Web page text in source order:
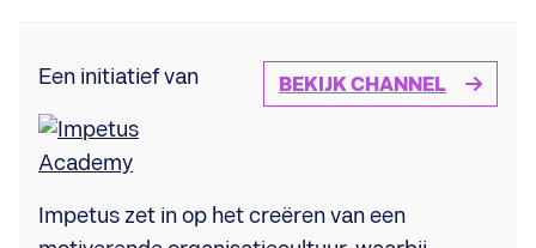
BEKIJK CHANNEL
Een initiatief van
Impetus zet in op het creëren van een